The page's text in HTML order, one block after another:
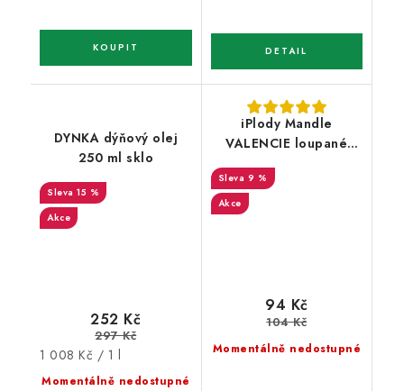
DYNKA dýňový olej
250 ml sklo
15 %
Akce
Momentálně nedostupné
252 Kč
297 Kč
Měrná
cena:
1 008 Kč / 1 l
iPlody Mandle
VALENCIE loupané
pražené solené 150 g
9 %
Akce
Momentálně nedostupné
94 Kč
104 Kč